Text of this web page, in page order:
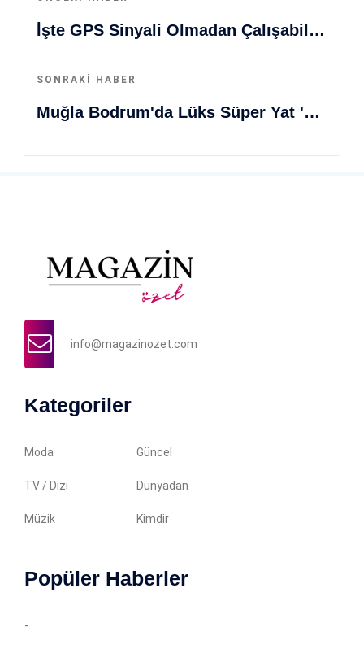
İşte GPS Sinyali Olmadan Çalışabilen Otonom İHA Geliştirildi
SONRAKI HABER
Muğla Bodrum'da Lüks Süper Yat 'Golden Odyssey' Demirledi
info@magazinozet.com
Kategoriler
Moda Güncel
TV / Dizi Dünyadan
Müzik Kimdir
Popüler Haberler
-